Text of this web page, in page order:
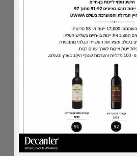
לסל
שילוב של שני הבצירים 2021 -2022, האחד עוצמתי
יצרו יחד- יין זהבהב ואלגנטי. יין לבן
אופי מיוחד למביני עניין.